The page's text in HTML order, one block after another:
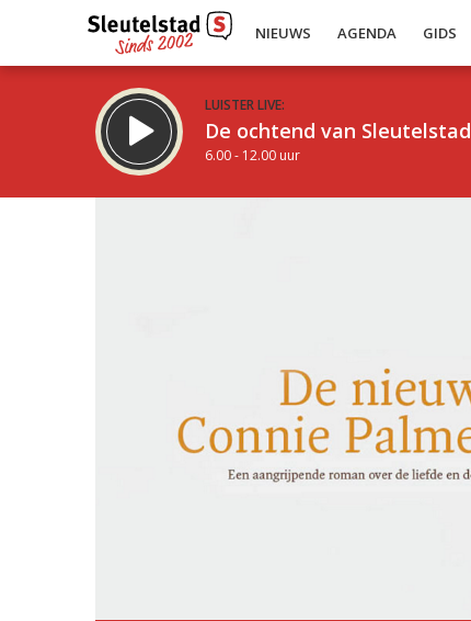
NIEUWS AGENDA GIDS
LUISTER LIVE:
De ochtend van Sleutelstad
6.00 - 12.00 uur